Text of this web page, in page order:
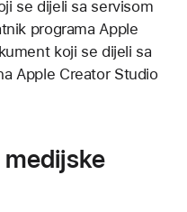
se dijeli sa servisom
programa Apple
koji se dijeli sa
Apple Creator Studio